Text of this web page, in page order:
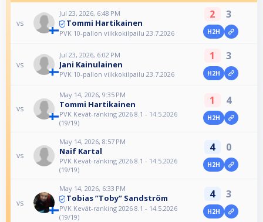
vs
Jul 23, 2026, 6:48 PM
Tommi Hartikainen
PVK 10-pallon viikkokilpailu 23.7.2026
2 3
H2H
vs
Jul 23, 2026, 6:02 PM
Jani Kainulainen
PVK 10-pallon viikkokilpailu 23.7.2026
1 3
H2H
vs
May 14, 2026, 9:35 PM
Tommi Hartikainen
PVK Kevät-ranking 2026 8.1 - 14.5.2026
(19/19)
1 4
H2H
vs
May 14, 2026, 8:57 PM
Naif Kartal
PVK Kevät-ranking 2026 8.1 - 14.5.2026
(19/19)
4 0
H2H
vs
May 14, 2026, 6:33 PM
Tobias ”Toby” Sandström
PVK Kevät-ranking 2026 8.1 - 14.5.2026
(19/19)
4 3
H2H